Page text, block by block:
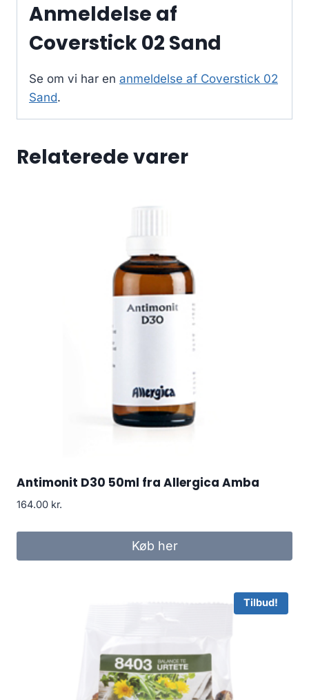
Anmeldelse af
Coverstick 02 Sand
Se om vi har en anmeldelse af Coverstick 02
Sand.
Relaterede varer
Antimonit D30 50ml fra Allergica Amba
164.00 kr.
Køb her
Tilbud!